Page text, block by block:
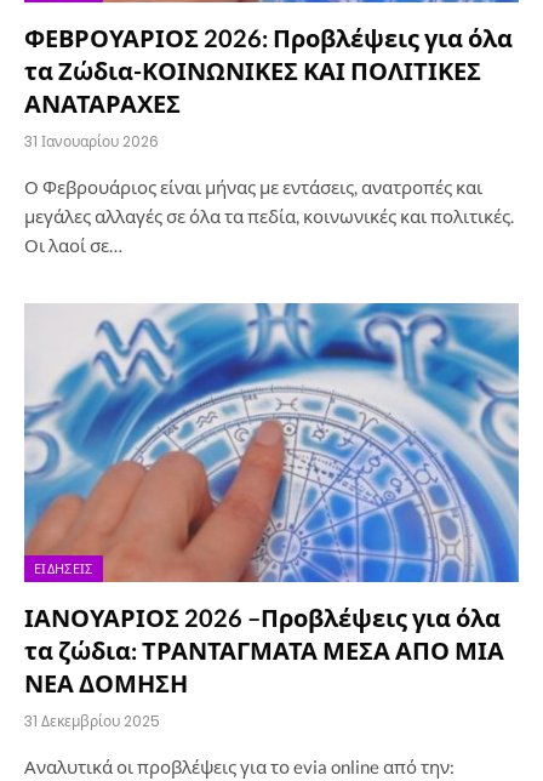
ΦΕΒΡΟΥΑΡΙΟΣ 2026: Προβλέψεις για όλα
τα Ζώδια-ΚΟΙΝΩΝΙΚΕΣ ΚΑΙ ΠΟΛΙΤΙΚΕΣ
ΑΝΑΤΑΡΑΧΕΣ
31 Ιανουαρίου 2026
Ο Φεβρουάριος είναι μήνας με εντάσεις, ανατροπές και
μεγάλες αλλαγές σε όλα τα πεδία, κοινωνικές και πολιτικές.
Οι λαοί σε…
ΕΙΔΉΣΕΙΣ
ΙΑΝΟΥΑΡΙΟΣ 2026 –Προβλέψεις για όλα
τα ζώδια: ΤΡΑΝΤΑΓΜΑΤΑ ΜΕΣΑ ΑΠΟ ΜΙΑ
ΝΕΑ ΔΟΜΗΣΗ
31 Δεκεμβρίου 2025
Αναλυτικά οι προβλέψεις για το evia online από την: